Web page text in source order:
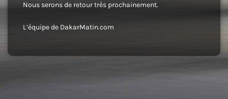
Nous serons de retour très prochainement.
L’équipe de DakarMatin.com